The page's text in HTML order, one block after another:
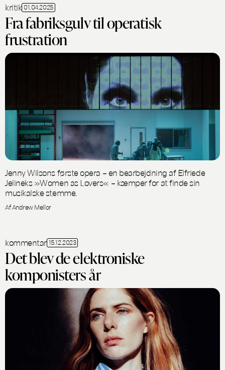
kritik 01.04.2025
Fra fabriksgulv til operatisk
frustration
Jenny Wilsons første opera – en bearbejdning af Elfriede
Jelineks »Women as Lovers« – kæmper for at finde sin
musikalske stemme.
Af Andrew Mellor
kommentar 15.12.2023
Det blev de elektroniske
komponisters år